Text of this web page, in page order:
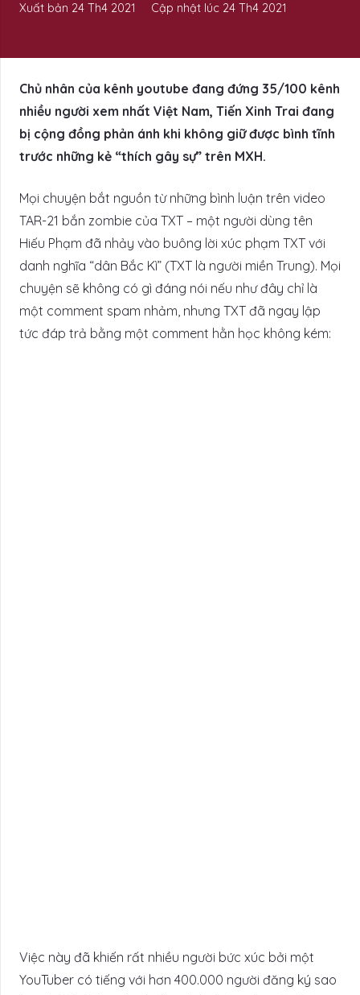
Xuất bản 24 Th4 2021 Cập nhật lúc 24 Th4 2021
Chủ nhân của kênh youtube đang đứng 35/100 kênh
nhiều người xem nhất Việt Nam, Tiến Xinh Trai đang
bị cộng đồng phản ánh khi không giữ được bình tĩnh
trước những kẻ “thích gây sự” trên MXH.
Mọi chuyện bắt nguồn từ những bình luận trên video
TAR-21 bắn zombie của TXT – một người dùng tên
Hiếu Phạm đã nhảy vào buông lời xúc phạm TXT với
danh nghĩa “dân Bắc Kì” (TXT là người miền Trung). Mọi
chuyện sẽ không có gì đáng nói nếu như đây chỉ là
một comment spam nhảm, nhưng TXT đã ngay lập
tức đáp trả bằng một comment hằn học không kém:
Việc này đã khiến rất nhiều người bức xúc bởi một
YouTuber có tiếng với hơn 400.000 người đăng ký sao